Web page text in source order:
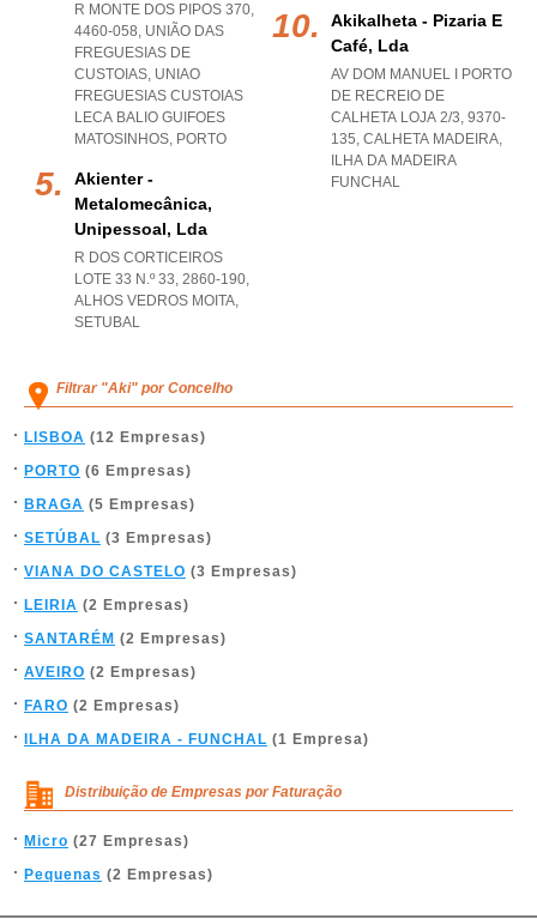
R MONTE DOS PIPOS 370,
4460-058, UNIÃO DAS
FREGUESIAS DE
CUSTOIAS, UNIAO
FREGUESIAS CUSTOIAS
LECA BALIO GUIFOES
MATOSINHOS, PORTO
Akienter -
Metalomecânica,
Unipessoal, Lda
R DOS CORTICEIROS
LOTE 33 N.º 33, 2860-190,
ALHOS VEDROS MOITA,
SETUBAL
Akikalheta - Pizaria E
Café, Lda
AV DOM MANUEL I PORTO
DE RECREIO DE
CALHETA LOJA 2/3, 9370-
135, CALHETA MADEIRA,
ILHA DA MADEIRA
FUNCHAL
Filtrar "Aki" por Concelho
LISBOA (12 Empresas)
PORTO (6 Empresas)
BRAGA (5 Empresas)
SETÚBAL (3 Empresas)
VIANA DO CASTELO (3 Empresas)
LEIRIA (2 Empresas)
SANTARÉM (2 Empresas)
AVEIRO (2 Empresas)
FARO (2 Empresas)
ILHA DA MADEIRA - FUNCHAL (1 Empresa)
Distribuição de Empresas por Faturação
Micro (27 Empresas)
Pequenas (2 Empresas)